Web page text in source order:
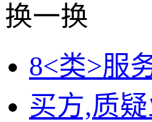
换一换
8<类>服
买方,质